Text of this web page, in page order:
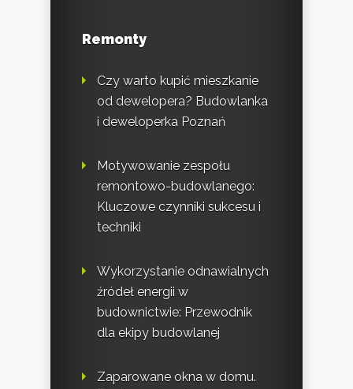
Remonty
Czy warto kupić mieszkanie
od dewelopera? Budowlanka
i deweloperka Poznań
Motywowanie zespołu
remontowo-budowlanego:
Kluczowe czynniki sukcesu i
techniki
Wykorzystanie odnawialnych
źródeł energii w
budownictwie: Przewodnik
dla ekipy budowlanej
Zaparowane okna w domu.